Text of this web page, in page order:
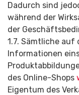
Dadurch sind
während der
der
1.7. Sämtliche auf
Informationen
des Online-Shops
Eigentum des